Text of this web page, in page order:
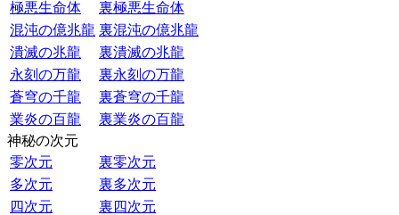
極悪生命体
裏極悪生命体
混沌の億兆龍 裏混沌の億兆龍
潰滅の兆龍
裏潰滅の兆龍
永刻の万龍
裏永刻の万龍
蒼穹の千龍
裏蒼穹の千龍
業炎の百龍
裏業炎の百龍
神秘の次元
零次元
裏零次元
多次元
裏多次元
四次元
裏四次元